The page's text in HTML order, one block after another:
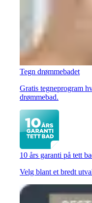
Tegn drømmebadet
Gratis tegneprogram
drømmebad.
10 års garanti på tett
Velg blant et bredt